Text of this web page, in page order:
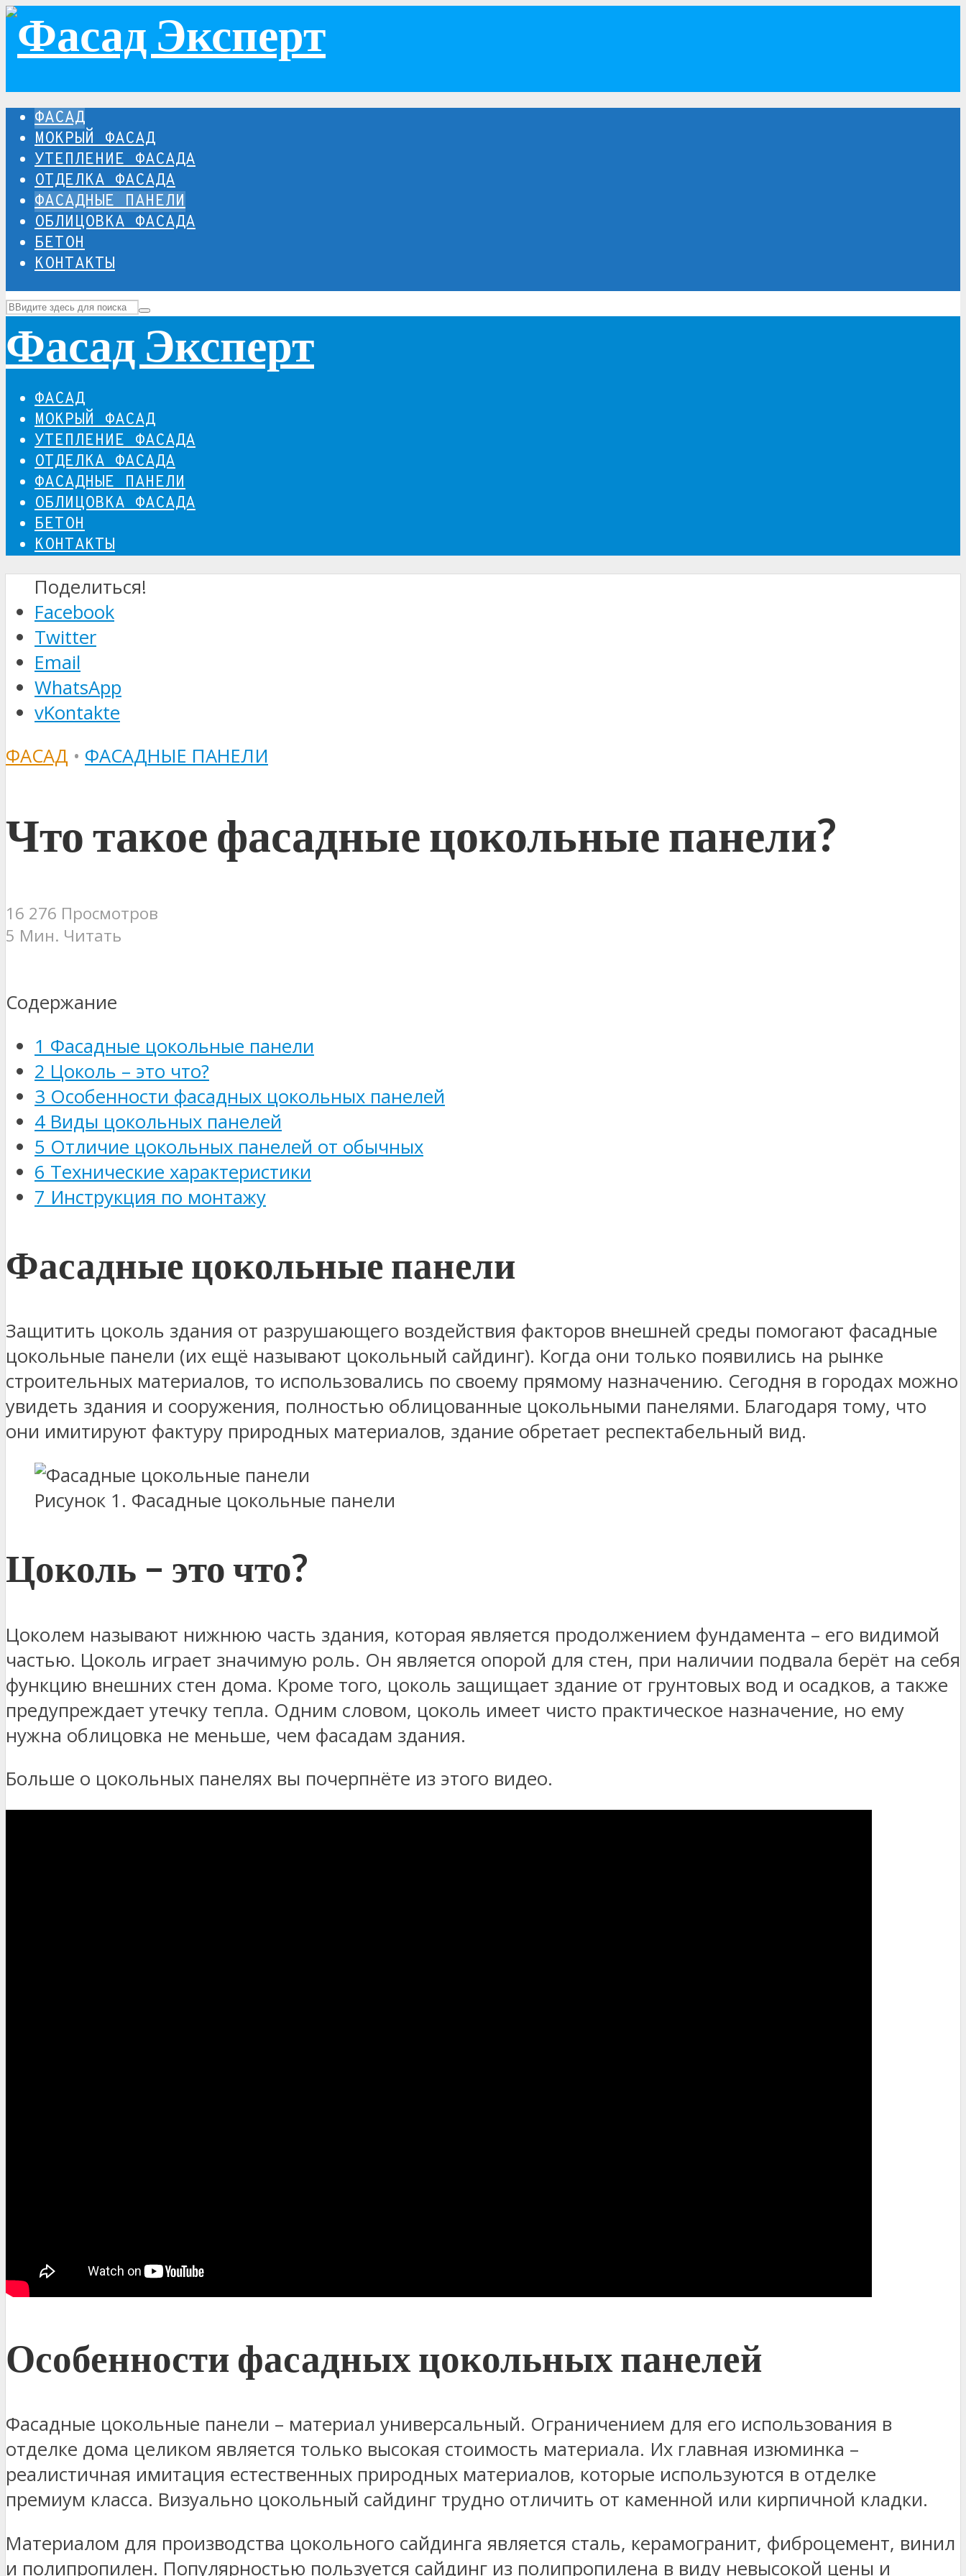
ФАСАД
МОКРЫЙ ФАСАД
УТЕПЛЕНИЕ ФАСАДА
ОТДЕЛКА ФАСАДА
ФАСАДНЫЕ ПАНЕЛИ
ОБЛИЦОВКА ФАСАДА
БЕТОН
КОНТАКТЫ
Фасад Эксперт
ФАСАД
МОКРЫЙ ФАСАД
УТЕПЛЕНИЕ ФАСАДА
ОТДЕЛКА ФАСАДА
ФАСАДНЫЕ ПАНЕЛИ
ОБЛИЦОВКА ФАСАДА
БЕТОН
КОНТАКТЫ
Поделиться!
Facebook
Twitter
Email
WhatsApp
vKontakte
ФАСАД • ФАСАДНЫЕ ПАНЕЛИ
Что такое фасадные цокольные панели?
16 276 Просмотров
5 Мин. Читать
Содержание
1 Фасадные цокольные панели
2 Цоколь – это что?
3 Особенности фасадных цокольных панелей
4 Виды цокольных панелей
5 Отличие цокольных панелей от обычных
6 Технические характеристики
7 Инструкция по монтажу
Фасадные цокольные панели
Защитить цоколь здания от разрушающего воздействия факторов внешней среды помогают фасадные
цокольные панели (их ещё называют цокольный сайдинг). Когда они только появились на рынке
строительных материалов, то использовались по своему прямому назначению. Сегодня в городах можно
увидеть здания и сооружения, полностью облицованные цокольными панелями. Благодаря тому, что
они имитируют фактуру природных материалов, здание обретает респектабельный вид.
Рисунок 1. Фасадные цокольные панели
Цоколь – это что?
Цоколем называют нижнюю часть здания, которая является продолжением фундамента – его видимой
частью. Цоколь играет значимую роль. Он является опорой для стен, при наличии подвала берёт на себя
функцию внешних стен дома. Кроме того, цоколь защищает здание от грунтовых вод и осадков, а также
предупреждает утечку тепла. Одним словом, цоколь имеет чисто практическое назначение, но ему
нужна облицовка не меньше, чем фасадам здания.
Больше о цокольных панелях вы почерпнёте из этого видео.
Особенности фасадных цокольных панелей
Фасадные цокольные панели – материал универсальный. Ограничением для его использования в
отделке дома целиком является только высокая стоимость материала. Их главная изюминка –
реалистичная имитация естественных природных материалов, которые используются в отделке
премиум класса. Визуально цокольный сайдинг трудно отличить от каменной или кирпичной кладки.
Материалом для производства цокольного сайдинга является сталь, керамогранит, фиброцемент, винил
и полипропилен. Популярностью пользуется сайдинг из полипропилена в виду невысокой цены и